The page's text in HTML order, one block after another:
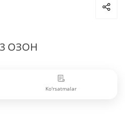
ОЗОН
Ko'rsatmalar